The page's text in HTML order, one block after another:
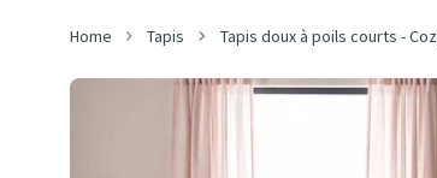
Home Tapis Tapis doux à poils courts -